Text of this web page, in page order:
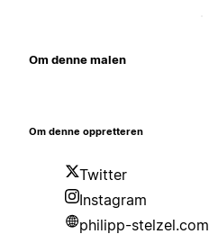
Om denne malen
Om denne oppretteren
Twitter
Instagram
philipp-stelzel.com